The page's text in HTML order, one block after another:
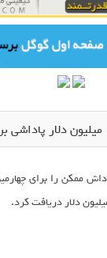
ممکن را برای